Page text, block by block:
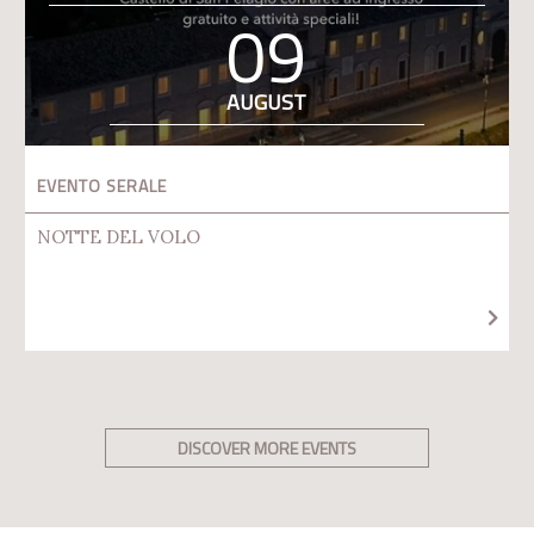
09
AUGUST
EVENTO SERALE
NOTTE DEL VOLO
DISCOVER MORE EVENTS